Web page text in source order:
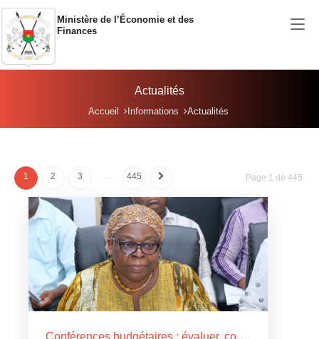
Aller au contenu principal
Ministère de l’Économie et des
Finances
Actualités
Accueil Informations Actualités
Page 1 de 445.
1 2 3 … 445
Conférences budgétaires : évaluer, corriger et mieux programmer pour plus d’efficacité